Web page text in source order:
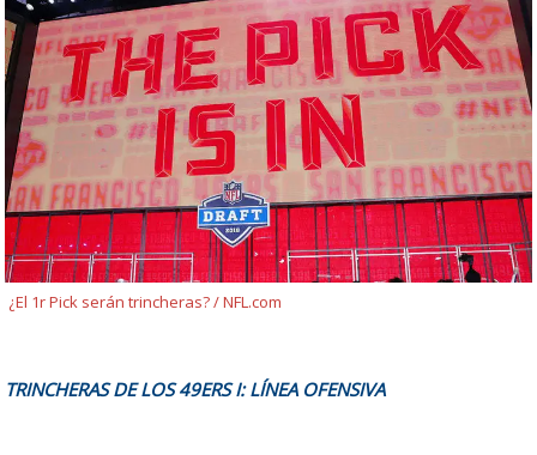
¿El 1r Pick serán trincheras? / NFL.com
TRINCHERAS DE LOS 49ERS I: LÍNEA OFENSIVA